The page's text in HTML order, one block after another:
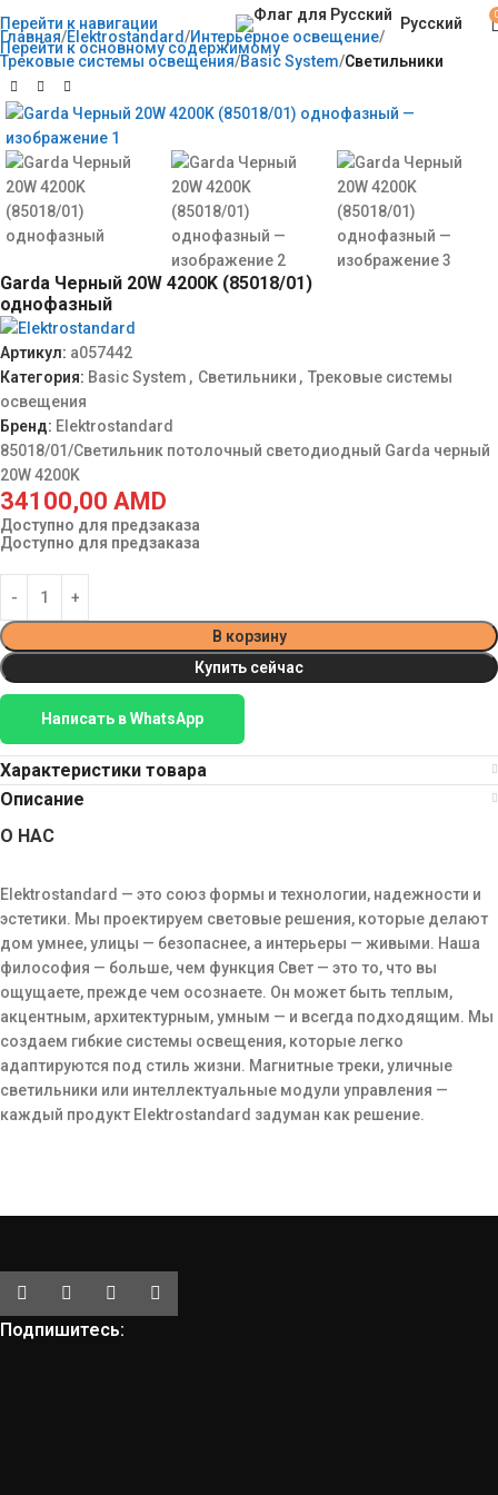
Перейти к навигации
Перейти к основному содержимому
Русский
Главная Elektrostandard
Интерьерное освещение
Трековые системы освещения Basic System Светильники
Garda Черный 20W 4200K (85018/01)
однофазный
Артикул: a057442
Категория: Basic System , Светильники , Трековые системы
освещения
Бренд: Elektrostandard
85018/01/Светильник потолочный светодиодный Garda черный
20W 4200K
34100,00 AMD
Доступно для предзаказа
Доступно для предзаказа
В корзину
Купить сейчас
Написать в WhatsApp
Характеристики товара
Описание
О НАС
Elektrostandard — это союз формы и технологии, надежности и
эстетики. Мы проектируем световые решения, которые делают
дом умнее, улицы — безопаснее, а интерьеры — живыми. Наша
философия — больше, чем функция Свет — это то, что вы
ощущаете, прежде чем осознаете. Он может быть теплым,
акцентным, архитектурным, умным — и всегда подходящим. Мы
создаем гибкие системы освещения, которые легко
адаптируются под стиль жизни. Магнитные треки, уличные
светильники или интеллектуальные модули управления —
каждый продукт Elektrostandard задуман как решение.
Подпишитесь: